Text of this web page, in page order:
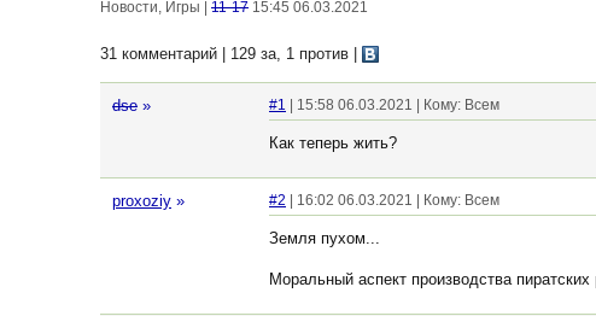
Новости, Игры 11-17 15:45 06.03.2021
31 комментарий | 129 за, 1 против
dse » #1 | 15:58 06.03.2021 | Кому: Всем
Как теперь жить?
proxoziy » #2 | 16:02 06.03.2021 | Кому: Всем
Земля пухом...
Моральный аспект производства